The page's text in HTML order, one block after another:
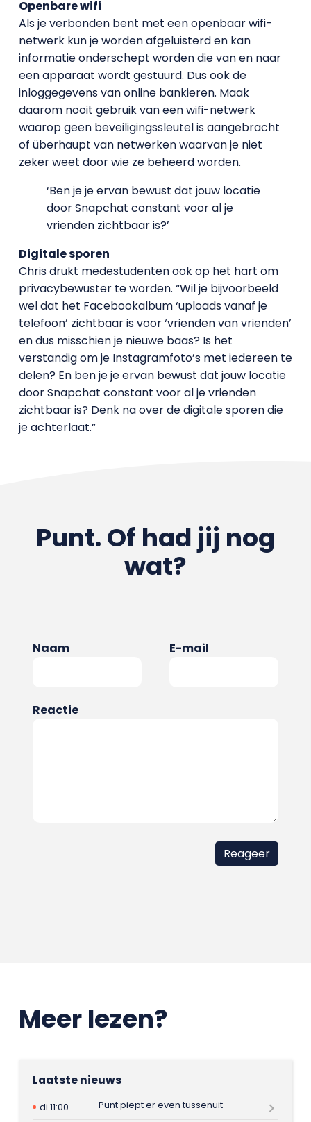
Openbare wifi
Als je verbonden bent met een openbaar wifi-
netwerk kun je worden afgeluisterd en kan
informatie onderschept worden die van en naar
een apparaat wordt gestuurd. Dus ook de
inloggegevens van online bankieren. Maak
daarom nooit gebruik van een wifi-netwerk
waarop geen beveiligingssleutel is aangebracht
of überhaupt van netwerken waarvan je niet
zeker weet door wie ze beheerd worden.
‘Ben je je ervan bewust dat jouw locatie
door Snapchat constant voor al je
vrienden zichtbaar is?’
Digitale sporen
Chris drukt medestudenten ook op het hart om
privacybewuster te worden. “Wil je bijvoorbeeld
wel dat het Facebookalbum ‘uploads vanaf je
telefoon’ zichtbaar is voor ‘vrienden van vrienden’
en dus misschien je nieuwe baas? Is het
verstandig om je Instagramfoto’s met iedereen te
delen? En ben je je ervan bewust dat jouw locatie
door Snapchat constant voor al je vrienden
zichtbaar is? Denk na over de digitale sporen die
je achterlaat.”
Punt. Of had jij nog
wat?
Naam E-mail
Reactie
Meer lezen?
Laatste nieuws
di 11:00
Punt piept er even tussenuit